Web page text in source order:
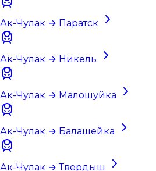
Ак-Чулак → Паратск
Ак-Чулак → Никель
Ак-Чулак → Малошуйка
Ак-Чулак → Балашейка
Ак-Чулак → Твердыш